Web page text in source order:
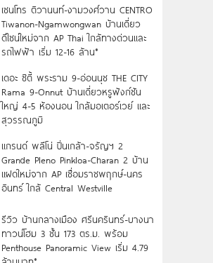
เซนโทร ติวานนท์-งามวงศ์วาน CENTRO
Tiwanon-Ngamwongwan บ้านเดี่ยว
ดีไซน์ใหม่จาก AP Thai ใกล้ทางด่วนและ
รถไฟฟ้า เริ่ม 12-16 ล้าน*
เดอะ ซิตี้ พระราม 9-อ่อนนุช THE CITY
Rama 9-Onnut บ้านเดี่ยวหรูฟังก์ชัน
ใหญ่ 4-5 ห้องนอน ใกล้มอเตอร์เวย์ และ
สุวรรณภูมิ
แกรนด์ พลีโน่ ปิ่นเกล้า-จรัญฯ 2
Grande Pleno Pinkloa-Charan 2 บ้าน
แฝดใหม่จาก AP เชื่อมราชพฤกษ์-นคร
อินทร์ ใกล้ Central Westville
รีวิว บ้านกลางเมือง ศรีนครินทร์-บางนา
ทาวน์โฮม 3 ชั้น 173 ตร.ม. พร้อม
Penthouse Panoramic View เริ่ม 4.79